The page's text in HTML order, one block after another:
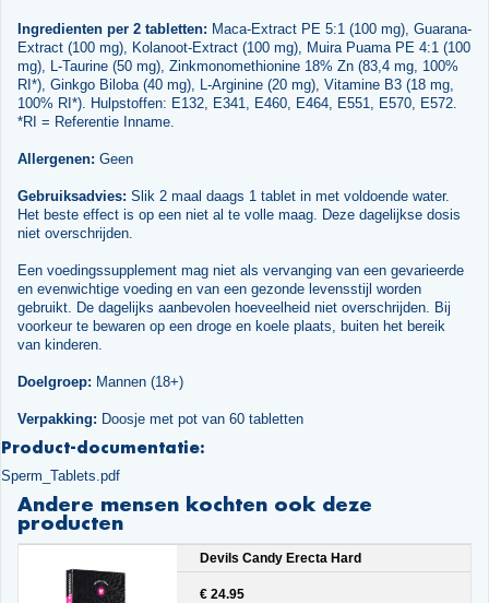
Ingredienten per 2 tabletten: Maca-Extract PE 5:1 (100 mg), Guarana-
Extract (100 mg), Kolanoot-Extract (100 mg), Muira Puama PE 4:1 (100
mg), L-Taurine (50 mg), Zinkmonomethionine 18% Zn (83,4 mg, 100%
RI*), Ginkgo Biloba (40 mg), L-Arginine (20 mg), Vitamine B3 (18 mg,
100% RI*). Hulpstoffen: E132, E341, E460, E464, E551, E570, E572.
*RI = Referentie Inname.
Allergenen: Geen
Gebruiksadvies: Slik 2 maal daags 1 tablet in met voldoende water.
Het beste effect is op een niet al te volle maag. Deze dagelijkse dosis
niet overschrijden.
Een voedingssupplement mag niet als vervanging van een gevarieerde
en evenwichtige voeding en van een gezonde levensstijl worden
gebruikt. De dagelijks aanbevolen hoeveelheid niet overschrijden. Bij
voorkeur te bewaren op een droge en koele plaats, buiten het bereik
van kinderen.
Doelgroep: Mannen (18+)
Verpakking: Doosje met pot van 60 tabletten
Product-documentatie:
Sperm_Tablets.pdf
Andere mensen kochten ook deze
producten
Devils Candy Erecta Hard
€ 24.95